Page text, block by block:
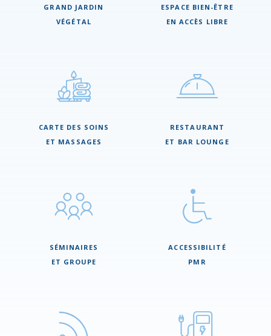
GRAND JARDIN
VÉGÉTAL
ESPACE BIEN-ÊTRE
EN ACCÈS LIBRE
CARTE DES SOINS
ET MASSAGES
RESTAURANT
ET BAR LOUNGE
SÉMINAIRES
ET GROUPE
ACCESSIBILITÉ
PMR